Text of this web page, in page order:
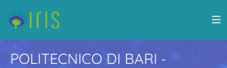
POLITECNICO DI BARI -